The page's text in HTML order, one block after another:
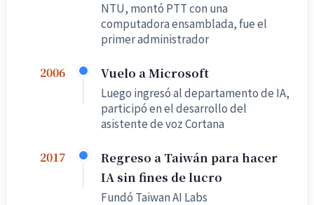
NTU, montó PTT con una
computadora ensamblada, fue el
primer administrador
2006 Vuelo a Microsoft
Luego ingresó al departamento de IA,
participó en el desarrollo del
asistente de voz Cortana
2017
Regreso a Taiwán para hacer
IA sin fines de lucro
Fundó Taiwan AI Labs